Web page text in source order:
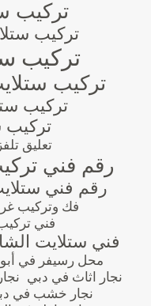
تركيب
تركيب
تركيب
تركيب
تركيب
تركيب
تعليق
رقم فني
رقم فني
فك وتركيب
فني
فني ستلايت
محل رسيفر في
نجار اثاث في دبي
نجار خشب في